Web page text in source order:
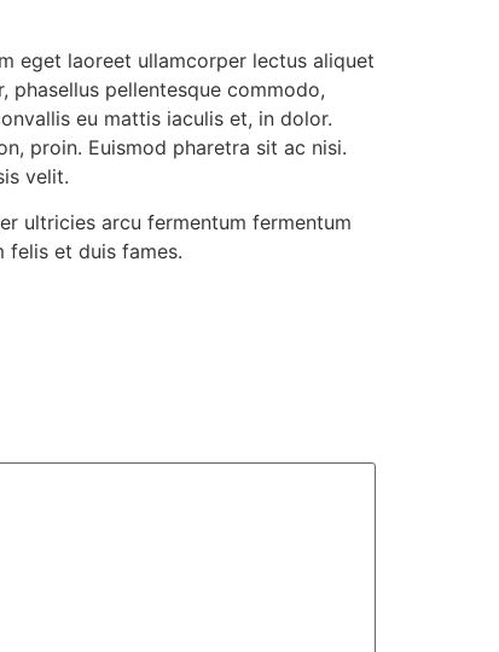
eget laoreet ullamcorper lectus aliquet
phasellus pellentesque commodo,
eu mattis iaculis et, in dolor.
proin. Euismod pharetra sit ac nisi.
velit.
ultricies arcu fermentum fermentum
felis et duis fames.